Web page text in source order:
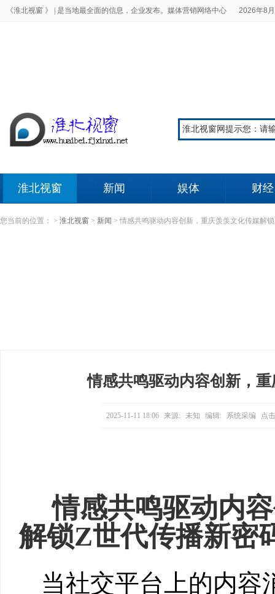
《淮北视窗 》 | 是当地最全面的信息，企业发布。媒体营销网络中心 2026年8
淮北视窗 新闻 娱体 财经
您当前的位置： > 淮北视窗 > 新闻 > 情感共鸣驱动内容创新，重庆羡羡文化传媒解
情感共鸣驱动内容创新，
2025-11-11 18:06 来源: 未知 编辑: 系统采编 点
情感共鸣驱动内
解锁Z世代传播新密
当社交平台上的内容